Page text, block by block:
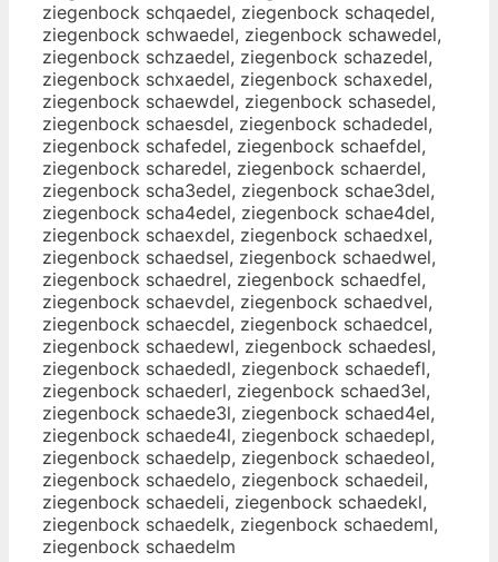
ziegenbock schqaedel, ziegenbock schaqedel,
ziegenbock schwaedel, ziegenbock schawedel,
ziegenbock schzaedel, ziegenbock schazedel,
ziegenbock schxaedel, ziegenbock schaxedel,
ziegenbock schaewdel, ziegenbock schasedel,
ziegenbock schaesdel, ziegenbock schadedel,
ziegenbock schafedel, ziegenbock schaefdel,
ziegenbock scharedel, ziegenbock schaerdel,
ziegenbock scha3edel, ziegenbock schae3del,
ziegenbock scha4edel, ziegenbock schae4del,
ziegenbock schaexdel, ziegenbock schaedxel,
ziegenbock schaedsel, ziegenbock schaedwel,
ziegenbock schaedrel, ziegenbock schaedfel,
ziegenbock schaevdel, ziegenbock schaedvel,
ziegenbock schaecdel, ziegenbock schaedcel,
ziegenbock schaedewl, ziegenbock schaedesl,
ziegenbock schaededl, ziegenbock schaedefl,
ziegenbock schaederl, ziegenbock schaed3el,
ziegenbock schaede3l, ziegenbock schaed4el,
ziegenbock schaede4l, ziegenbock schaedepl,
ziegenbock schaedelp, ziegenbock schaedeol,
ziegenbock schaedelo, ziegenbock schaedeil,
ziegenbock schaedeli, ziegenbock schaedekl,
ziegenbock schaedelk, ziegenbock schaedeml,
ziegenbock schaedelm